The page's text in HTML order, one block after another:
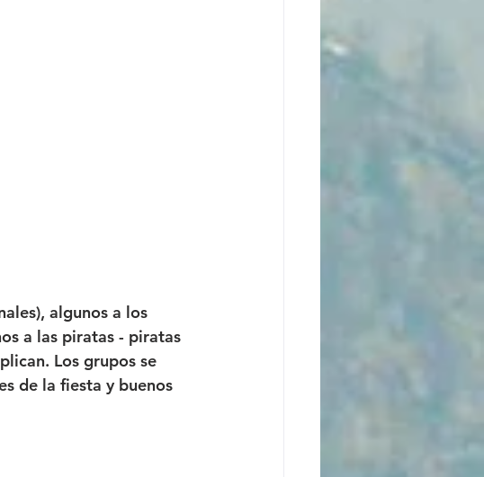
algunos a los
a las piratas - piratas
Los grupos se
de la fiesta y buenos